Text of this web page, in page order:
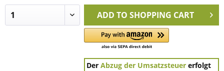
ADD TO SHOPPING CART
DerAbzug der Umsatzsteuer erfolgt